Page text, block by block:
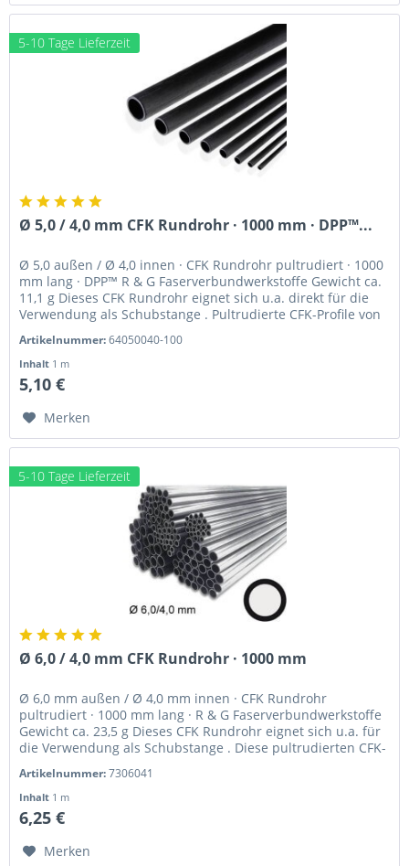
5-10 Tage Lieferzeit
Ø 5,0 / 4,0 mm CFK Rundrohr · 1000 mm · DPP™...
Ø 5,0 außen / Ø 4,0 innen · CFK Rundrohr pultrudiert · 1000
mm lang · DPP™ R & G Faserverbundwerkstoffe Gewicht ca.
11,1 g Dieses CFK Rundrohr eignet sich u.a. direkt für die
Verwendung als Schubstange . Pultrudierte CFK-Profile von
Artikelnummer:64050040-100
Inhalt 1 m
5,10 €
Merken
5-10 Tage Lieferzeit
Ø 6,0 / 4,0 mm CFK Rundrohr · 1000 mm
Ø 6,0 mm außen / Ø 4,0 mm innen · CFK Rundrohr
pultrudiert · 1000 mm lang · R & G Faserverbundwerkstoffe
Gewicht ca. 23,5 g Dieses CFK Rundrohr eignet sich u.a. für
die Verwendung als Schubstange . Diese pultrudierten CFK-
Artikelnummer:7306041
Inhalt 1 m
6,25 €
Merken